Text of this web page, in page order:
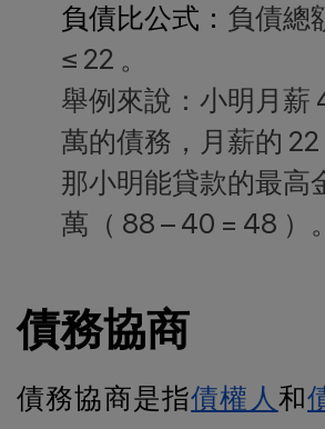
負債比公式： 負債總
≤ 22 。
舉例來說：小明月薪
萬的債務，月薪的 22
那小明能貸款的最高
萬（ 88 – 40 = 48 ）。
債務協商
債務協商是指債權人和